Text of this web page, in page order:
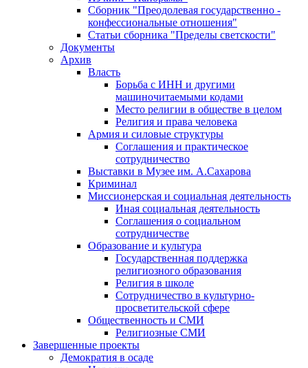
Сборник "Преодолевая государственно -
конфессиональные отношения"
Статьи сборника "Пределы светскости"
Документы
Архив
Власть
Борьба с ИНН и другими
машиночитаемыми кодами
Место религии в обществе в целом
Религия и права человека
Армия и силовые структуры
Соглашения и практическое
сотрудничество
Выставки в Музее им. А.Сахарова
Криминал
Миссионерская и социальная деятельность
Иная социальная деятельность
Соглашения о социальном
сотрудничестве
Образование и культура
Государственная поддержка
религиозного образования
Религия в школе
Сотрудничество в культурно-
просветительской сфере
Общественность и СМИ
Религиозные СМИ
Завершенные проекты
Демократия в осаде